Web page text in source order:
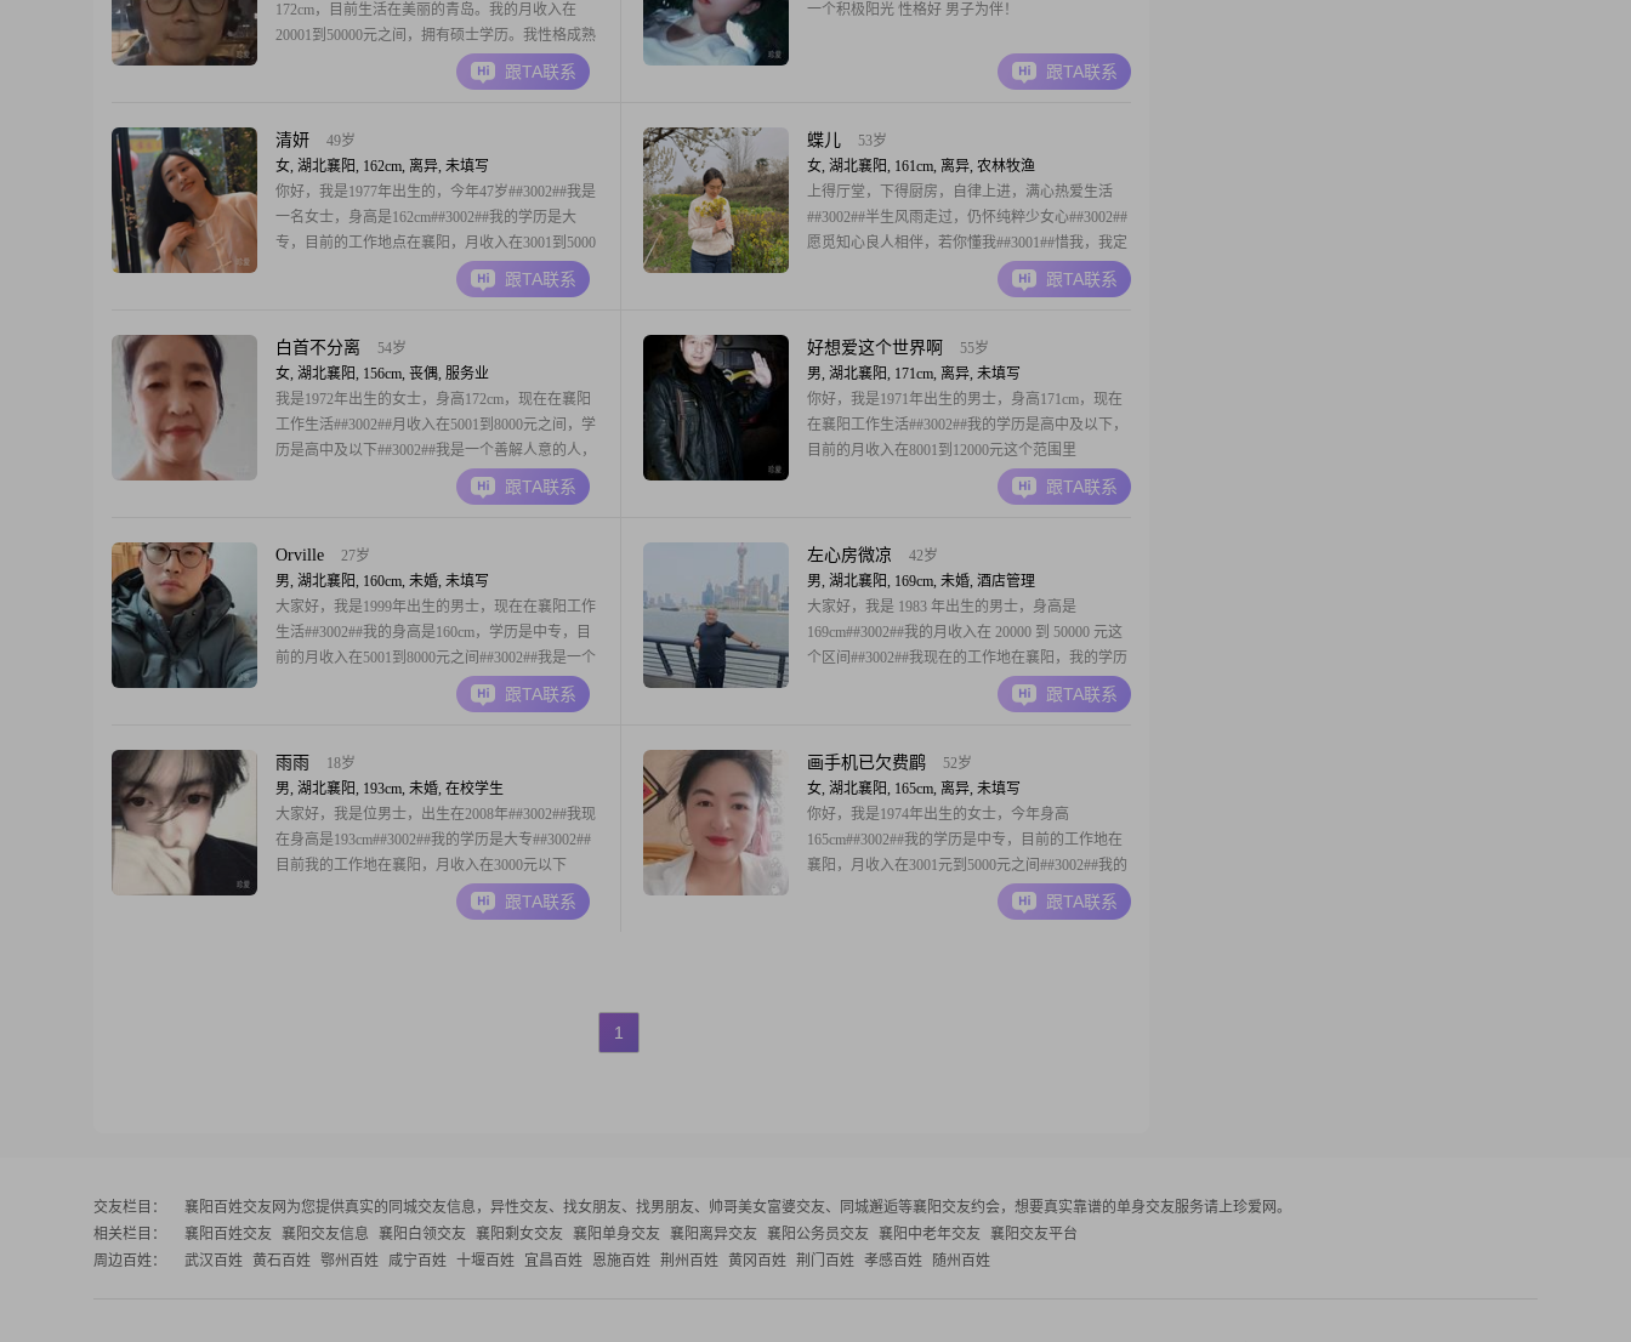
172cm，目前生活在美丽的青岛。我的月收入在
20001到50000元之间，拥有硕士学历。我性格成熟
稳重，对待事物总是耐心包容，乐观积极的态度让
我在面对生活中的各种挑战时总能保持信心。我非
身边的人都能感到舒适和愉悦。我热爱电影，喜欢
跟TA联系
一个积极阳光 性格好 男子为伴！
跟TA联系
清妍
49岁
女, 湖北襄阳, 162cm, 离异, 未填写
你好，我是1977年出生的，今年47岁##3002##我是
一名女士，身高是162cm##3002##我的学历是大
专，目前的工作地点在襄阳，月收入在3001到5000
元这个范围里##3002##我的性格比较随和，平时很
容易和人相处##3002##对待生活的态度是热爱生
精
跟TA联系
蝶儿
53岁
女, 湖北襄阳, 161cm, 离异, 农林牧渔
上得厅堂，下得厨房，自律上进，满心热爱生活
##3002##半生风雨走过，仍怀纯粹少女心##3002##
愿觅知心良人相伴，若你懂我##3001##惜我，我定
是你往后岁月里温柔的惊喜##3002##
跟TA联系
白首不分离
54岁
女, 湖北襄阳, 156cm, 丧偶, 服务业
我是1972年出生的女士，身高172cm，现在在襄阳
工作生活##3002##月收入在5001到8000元之间，学
历是高中及以下##3002##我是一个善解人意的人，
平时愿意站在对方的角度去考虑问题##3002##性格
上独立自信，有自己的生活节奏，也热爱生活，觉
##3002##我
跟TA联系
好想爱这个世界啊
55岁
男, 湖北襄阳, 171cm, 离异, 未填写
你好，我是1971年出生的男士，身高171cm，现在
在襄阳工作生活##3002##我的学历是高中及以下，
目前的月收入在8001到12000元这个范围里
##3002##大家平时对我的评价是稳重可靠，性格外
向健谈，平时随和易相处，做人做事真诚可靠
工作与生活##3002##
跟TA联系
Orville
27岁
男, 湖北襄阳, 160cm, 未婚, 未填写
大家好，我是1999年出生的男士，现在在襄阳工作
生活##3002##我的身高是160cm，学历是中专，目
前的月收入在5001到8000元之间##3002##我是一个
理性冷静的人，平时做事情习惯先思考再行动，不
喜欢冲动行事##3002##对我来说，家庭是非常重要
##3002##平时
跟TA联系
左心房微凉
42岁
男, 湖北襄阳, 169cm, 未婚, 酒店管理
大家好，我是 1983 年出生的男士，身高是
169cm##3002##我的月收入在 20000 到 50000 元这
个区间##3002##我现在的工作地在襄阳，我的学历
是中专##3002##我是一位在事业上有所建树的男
士，拥有稳定的收入和不断追求进步的心态
酒，热爱烹
跟TA联系
雨雨
18岁
男, 湖北襄阳, 193cm, 未婚, 在校学生
大家好，我是位男士，出生在2008年##3002##我现
在身高是193cm##3002##我的学历是大专##3002##
目前我的工作地在襄阳，月收入在3000元以下
##3002##我的性格是随和易相处，平时乐于分享经
验##3002##平时我有玩电子游戏这个爱好##3002##
跟TA联系
画手机已欠费鹛
52岁
女, 湖北襄阳, 165cm, 离异, 未填写
你好，我是1974年出生的女士，今年身高
165cm##3002##我的学历是中专，目前的工作地在
襄阳，月收入在3001元到5000元之间##3002##我的
性格比较温柔体贴，平时也比较善解人意##3002##
生活中我是一个开朗爱笑的人，心态比较积极，热
跟TA联系
1
交友栏目： 襄阳百姓交友网 为您提供真实的同城交友信息，异性交友、找女朋友、找男朋友、帅哥美女富婆交友、同城邂逅等襄阳交友约会，想要真实靠谱的单身交友服务请上珍爱网。
相关栏目：
襄阳百姓交友 襄阳交友信息 襄阳白领交友 襄阳剩女交友 襄阳单身交友 襄阳离异交友 襄阳公务员交友 襄阳中老年交友
襄阳交友平台
周边百姓：
武汉百姓 黄石百姓 鄂州百姓 咸宁百姓 十堰百姓 宜昌百姓 恩施百姓 荆州百姓 黄冈百姓 荆门百姓 孝感百姓 随州百姓